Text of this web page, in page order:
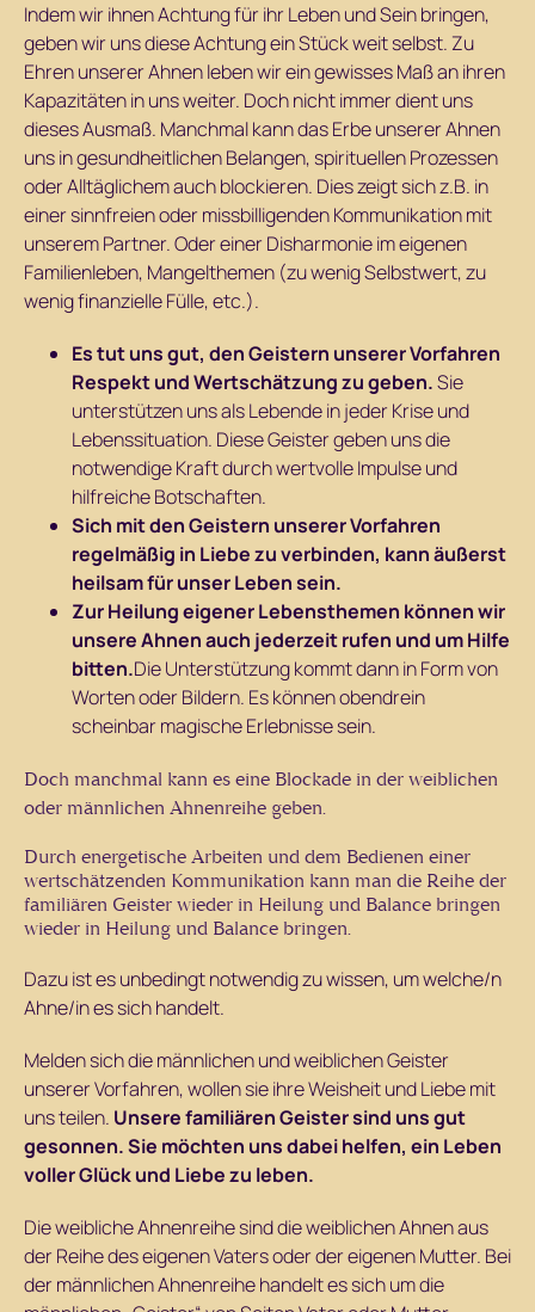
Indem wir ihnen Achtung für ihr Leben und Sein bringen,
geben wir uns diese Achtung ein Stück weit selbst. Zu
Ehren unserer Ahnen leben wir ein gewisses Maß an ihren
Kapazitäten in uns weiter. Doch nicht immer dient uns
dieses Ausmaß. Manchmal kann das Erbe unserer Ahnen
uns in gesundheitlichen Belangen, spirituellen Prozessen
oder Alltäglichem auch blockieren. Dies zeigt sich z.B. in
einer sinnfreien oder missbilligenden Kommunikation mit
unserem Partner. Oder einer Disharmonie im eigenen
Familienleben, Mangelthemen (zu wenig Selbstwert, zu
wenig finanzielle Fülle, etc.).
Es tut uns gut, den Geistern unserer Vorfahren
Respekt und Wertschätzung zu geben.Sie
unterstützen uns als Lebende in jeder Krise und
Lebenssituation. Diese Geister geben uns die
notwendige Kraft durch wertvolle Impulse und
hilfreiche Botschaften.
Sich mit den Geistern unserer Vorfahren
regelmäßig in Liebe zu verbinden, kann äußerst
heilsam für unser Leben sein.
Zur Heilung eigener Lebensthemen können wir
unsere Ahnen auch jederzeit rufen und um Hilfe
bitten.Die Unterstützung kommt dann in Form von
Worten oder Bildern. Es können obendrein
scheinbar magische Erlebnisse sein.
Doch manchmal kann es eine Blockade in der weiblichen
oder männlichen Ahnenreihe geben.
Durch energetische Arbeiten und dem Bedienen einer
wertschätzenden Kommunikation kann man die Reihe der
familiären Geister wieder in Heilung und Balance bringen
wieder in Heilung und Balance bringen.
Dazu ist es unbedingt notwendig zu wissen, um welche/n
Ahne/in es sich handelt.
Melden sichdie männlichen und weiblichen Geister
unserer Vorfahren, wollen sie ihre Weisheit und Liebe mit
uns teilen. Unsere familiärenGeistersind uns gut
gesonnen. Sie möchten uns dabei helfen, ein Leben
voller Glück und Liebe zu leben.
Die weibliche Ahnenreihe sind die weiblichen Ahnen aus
der Reihe des eigenen Vaters oder der eigenen Mutter. Bei
der männlichen Ahnenreihe handelt es sich um die